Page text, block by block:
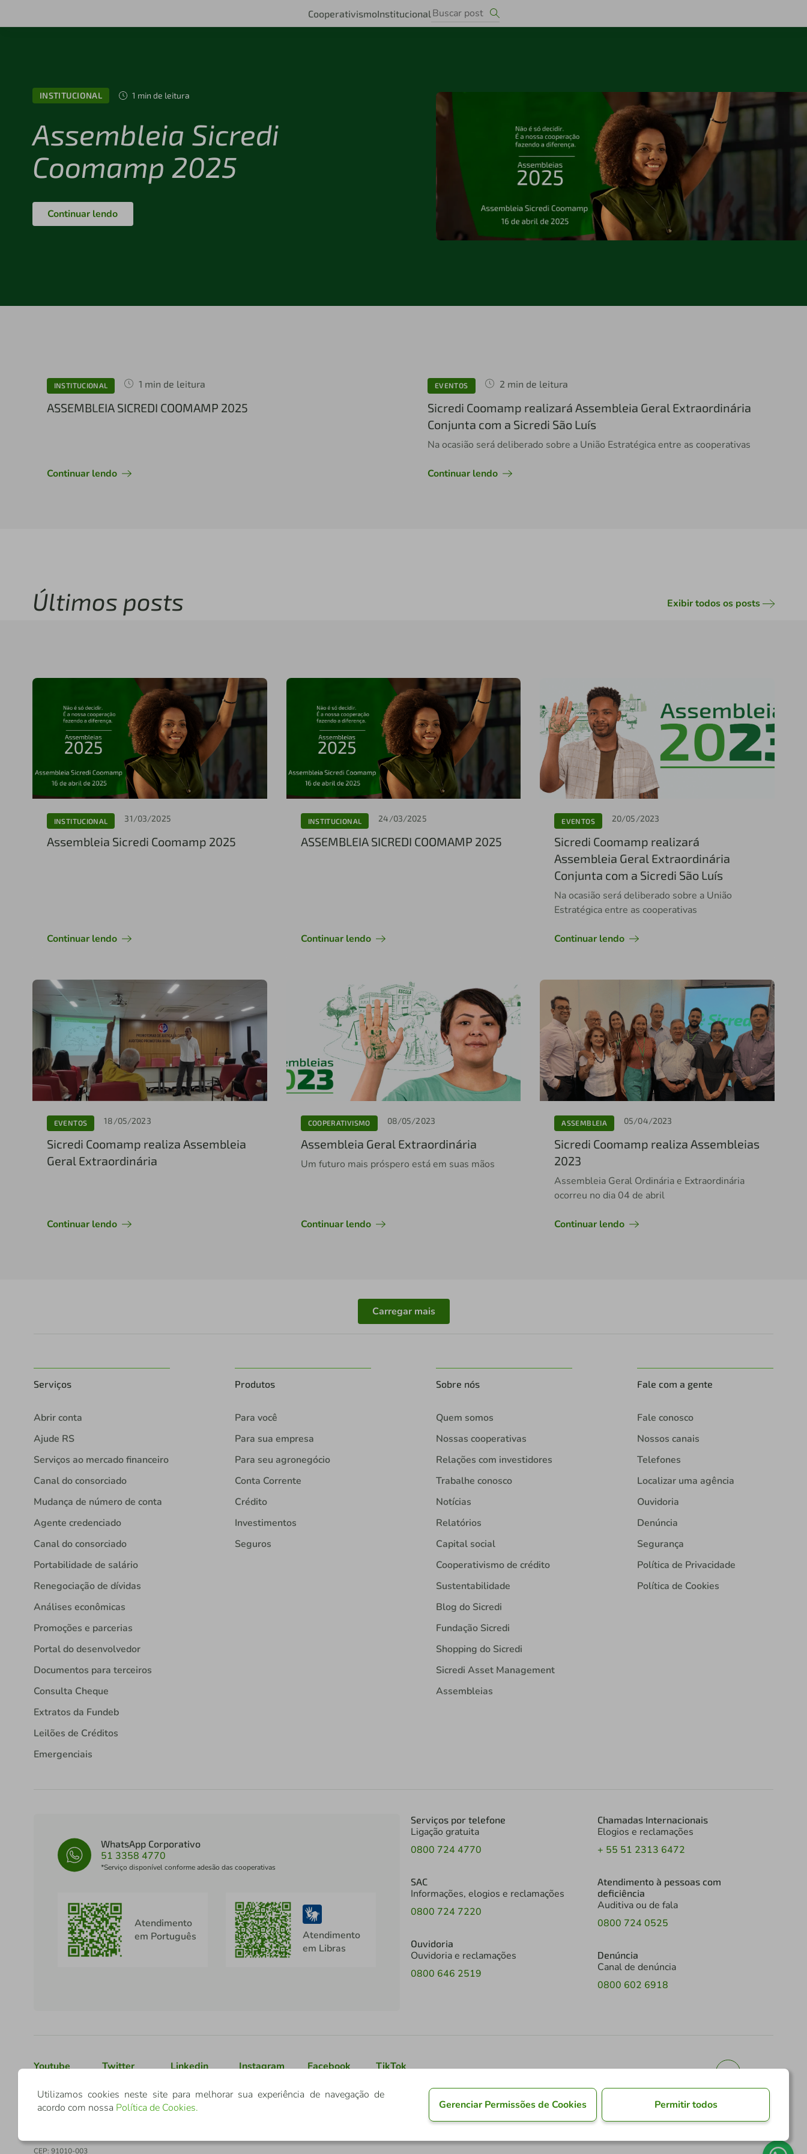
CooperativismoInstitucional
INSTITUCIONAL 1 min de leitura
Assembleia Sicredi
Coomamp 2025
Continuar lendo
INSTITUCIONAL 1 min de leitura
ASSEMBLEIA SICREDI COOMAMP 2025
Continuar lendo
EVENTOS 2 min de leitura
Sicredi Coomamp realizará Assembleia Geral Extraordinária
Conjunta com a Sicredi São Luís
Na ocasião será deliberado sobre a União Estratégica entre as cooperativas
Continuar lendo
Últimos posts Exibir todos os posts
INSTITUCIONAL 31/03/2025
Assembleia Sicredi Coomamp 2025
Continuar lendo
INSTITUCIONAL 24/03/2025
ASSEMBLEIA SICREDI COOMAMP 2025
Continuar lendo
EVENTOS 20/05/2023
Sicredi Coomamp realizará
Assembleia Geral Extraordinária
Conjunta com a Sicredi São Luís
Na ocasião será deliberado sobre a União
Estratégica entre as cooperativas
Continuar lendo
EVENTOS 18/05/2023
Sicredi Coomamp realiza Assembleia
Geral Extraordinária
Continuar lendo
COOPERATIVISMO 08/05/2023
Assembleia Geral Extraordinária
Um futuro mais próspero está em suas mãos
Continuar lendo
ASSEMBLEIA 05/04/2023
Sicredi Coomamp realiza Assembleias
2023
Assembleia Geral Ordinária e Extraordinária
ocorreu no dia 04 de abril
Continuar lendo
Carregar mais
Serviços
Abrir conta
Ajude RS
Serviços ao mercado financeiro
Canal do consorciado
Mudança de número de conta
Agente credenciado
Canal do consorciado
Portabilidade de salário
Renegociação de dívidas
Análises econômicas
Promoções e parcerias
Portal do desenvolvedor
Documentos para terceiros
Consulta Cheque
Extratos da Fundeb
Leilões de Créditos
Emergenciais
Produtos
Para você
Para sua empresa
Para seu agronegócio
Conta Corrente
Crédito
Investimentos
Seguros
Sobre nós
Quem somos
Nossas cooperativas
Relações com investidores
Trabalhe conosco
Notícias
Relatórios
Capital social
Cooperativismo de crédito
Sustentabilidade
Blog do Sicredi
Fundação Sicredi
Shopping do Sicredi
Sicredi Asset Management
Assembleias
Fale com a gente
Fale conosco
Nossos canais
Telefones
Localizar uma agência
Ouvidoria
Denúncia
Segurança
Política de Privacidade
Política de Cookies
WhatsApp Corporativo
51 3358 4770
*Serviço disponível conforme adesão das cooperativas
Atendimento
em Português
Atendimento
em Libras
Serviços por telefone
Ligação gratuita
0800 724 4770
SAC
Informações, elogios e reclamações
0800 724 7220
Ouvidoria
Ouvidoria e reclamações
0800 646 2519
Chamadas Internacionais
Elogios e reclamações
+ 55 51 2313 6472
Atendimento à pessoas com
deficiência
Auditiva ou de fala
0800 724 0525
Denúncia
Canal de denúncia
0800 602 6918
Youtube Twitter Linkedin Instagram Facebook TikTok
Confederação Sicredi
CEP: 91010-003
PT EN
Utilizamos cookies neste site para melhorar sua experiência de navegação de
acordo com nossa Política de Cookies. Gerenciar Permissões de Cookies Permitir todos